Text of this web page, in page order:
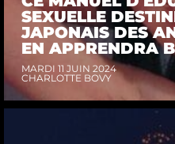
SEXUELLE
JAPONAIS DES
EN APPRENDRA
MARDI 11 JUIN 2024
CHARLOTTE BOVY